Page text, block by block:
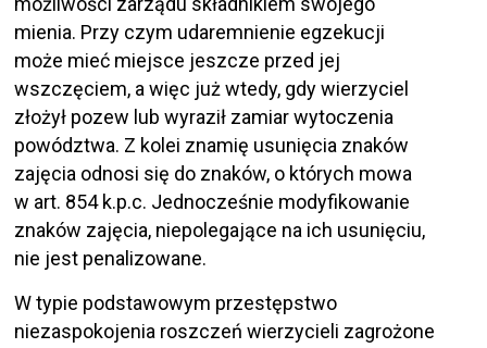
mienia. Przy czym udaremnienie egzekucji
może mieć miejsce jeszcze przed jej
wszczęciem, a więc już wtedy, gdy wierzyciel
złożył pozew lub wyraził zamiar wytoczenia
powództwa. Z kolei znamię usunięcia znaków
zajęcia odnosi się do znaków, o których mowa
w art. 854 k.p.c. Jednocześnie modyfikowanie
znaków zajęcia, niepolegające na ich usunięciu,
nie jest penalizowane.
W typie podstawowym przestępstwo
niezaspokojenia roszczeń wierzycieli zagrożone